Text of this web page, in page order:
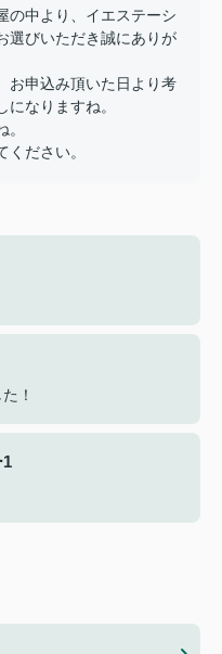
の中より、イエステーシ
選びいただき誠にありが
お申込み頂いた日より考
になりますね。
ださい。
！
1